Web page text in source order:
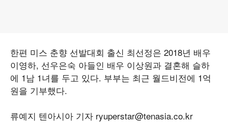
한편 미스 춘향 선발대회 출신 최선정은 2018년 배우
이영하, 선우은숙 아들인 배우 이상원과 결혼해 슬하
에 1남 1녀를 두고 있다. 부부는 최근 월드비전에 1억
원을 기부했다.
류예지 텐아시아 기자 ryuperstar@tenasia.co.kr